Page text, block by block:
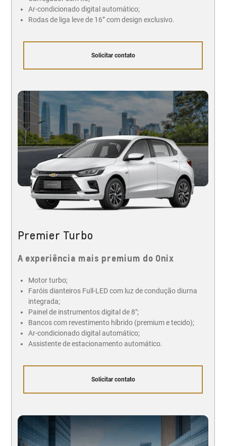
Ar-condicionado digital automático;
Rodas de liga leve de 16” com design exclusivo.
Solicitar contato
Premier Turbo
A experiência mais premium do Onix
Motor turbo;
Faróis dianteiros Full-LED com luz de condução diurna
integrada;
Painel de instrumentos digital de 8";
Bancos com revestimento híbrido (premium e tecido);
Ar-condicionado digital automático;
Assistente de estacionamento automático.
Solicitar contato